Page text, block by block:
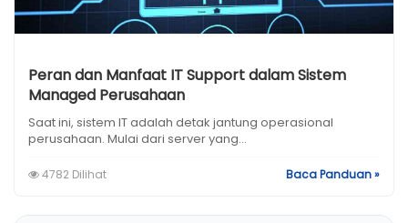
Peran dan Manfaat IT Support dalam Sistem
Managed Perusahaan
Saat ini, sistem IT adalah detak jantung operasional
perusahaan. Mulai dari server yang...
4782 Dilihat Baca Panduan »